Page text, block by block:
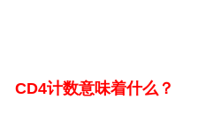
CD4计数意味着什么？